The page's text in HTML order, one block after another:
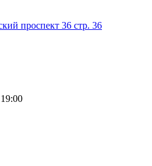
проспект 36 стр. 36